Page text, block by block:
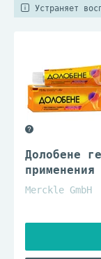
Устраняет
Долобене
применения
Merckle GmbH